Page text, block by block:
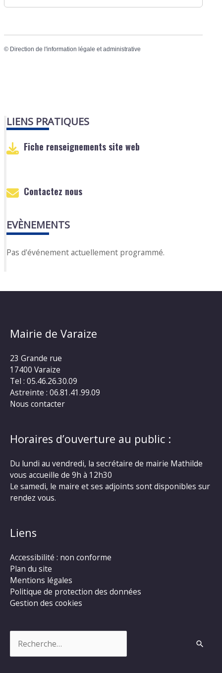
© Direction de l'information légale et administrative
LIENS PRATIQUES
Fiche renseignements site web
Contactez nous
EVÈNEMENTS
Pas d'événement actuellement programmé.
Mairie de Varaize
23 Grande rue
17400 Varaize
Tel : 05.46.26.30.09
Astreinte : 06.81.41.99.09
Nous contacter
Horaires d’ouverture au public :
Du lundi au vendredi, la secrétaire de mairie Mathilde
vous accueille de 9h à 12h30
Le samedi, le maire et ses adjoints sont disponibles sur
rendez vous.
Liens
Accessibilité : non conforme
Plan du site
Mentions légales
Politique de protection des données
Gestion des cookies